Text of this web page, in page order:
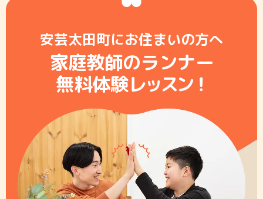
安芸太田町にお住まいの方へ
家庭教師のランナー
無料体験レッスン！